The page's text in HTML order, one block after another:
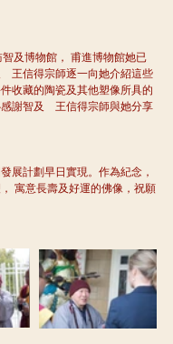
及博物館， 甫進博物館她已
王信得宗師逐一向她介紹這些
收藏的陶瓷及其他塑像所具的
謝智及　王信得宗師與她分享
展計劃早日實現。作為紀念，
寓意長壽及好運的佛像，祝願